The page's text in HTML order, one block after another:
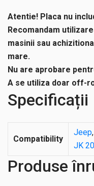
Atentie! Placa nu
Recomandam
masinii sau
mare.
Nu are aprobare
A se utiliza doar off-
Specificații
Compatibility
Jeep,
JK
Produse